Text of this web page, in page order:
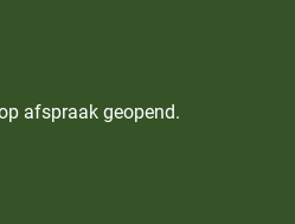
afspraak geopend.